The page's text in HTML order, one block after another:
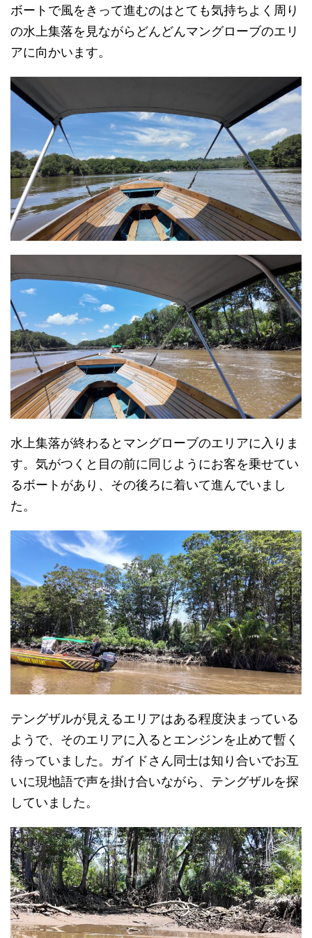
ボートで風をきって進むのはとても気持ちよく周り
の水上集落を見ながらどんどんマングローブのエリ
アに向かいます。
水上集落が終わるとマングローブのエリアに入りま
す。気がつくと目の前に同じようにお客を乗せてい
るボートがあり、その後ろに着いて進んでいまし
た。
テングザルが見えるエリアはある程度決まっている
ようで、そのエリアに入るとエンジンを止めて暫く
待っていました。ガイドさん同士は知り合いでお互
いに現地語で声を掛け合いながら、テングザルを探
していました。